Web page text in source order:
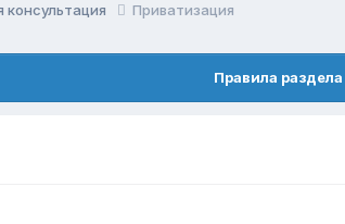
Приватизация
Правила